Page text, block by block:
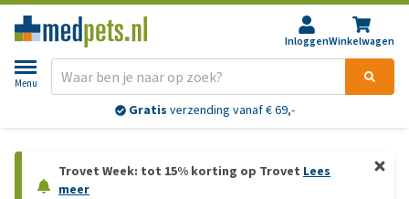
InloggenWinkelwagen
Menu
Gratis verzending vanaf € 69,-
Trovet Week: tot 15% korting op Trovet Lees
meer